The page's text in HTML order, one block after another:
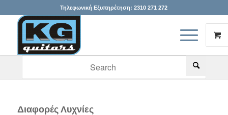
Τηλεφωνική Εξυπηρέτηση:2310 271 272
Διαφορές Λυχνίες